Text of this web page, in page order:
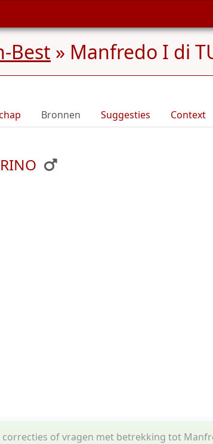
Best » Manfredo I di
Bronnen Suggesties Context
of vragen met betrekking tot